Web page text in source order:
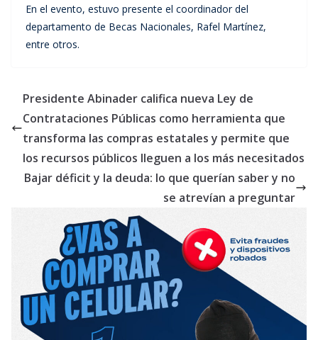
En el evento, estuvo presente el coordinador del
departamento de Becas Nacionales, Rafel Martínez,
entre otros.
Presidente Abinader califica nueva Ley de
Contrataciones Públicas como herramienta que
transforma las compras estatales y permite que
los recursos públicos lleguen a los más necesitados
Bajar déficit y la deuda: lo que querían saber y no
se atrevían a preguntar